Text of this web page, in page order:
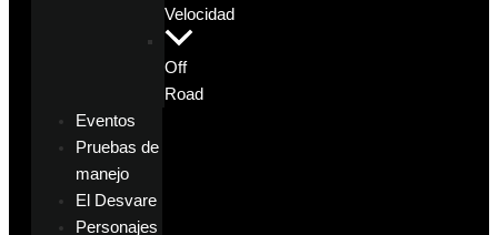
Velocidad
Off
Road
Eventos
Pruebas de
manejo
El Desvare
Personajes